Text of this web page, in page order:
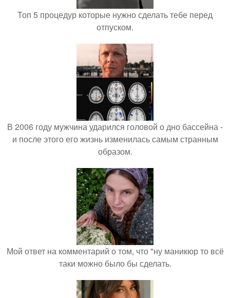
Топ 5 процедур которые нужно сделать тебе перед
отпуском.
В 2006 году мужчина ударился головой о дно бассейна -
и после этого его жизнь изменилась самым странным
образом.
Мой ответ на комментарий о том, что "ну маникюр то всё
таки можно было бы сделать.